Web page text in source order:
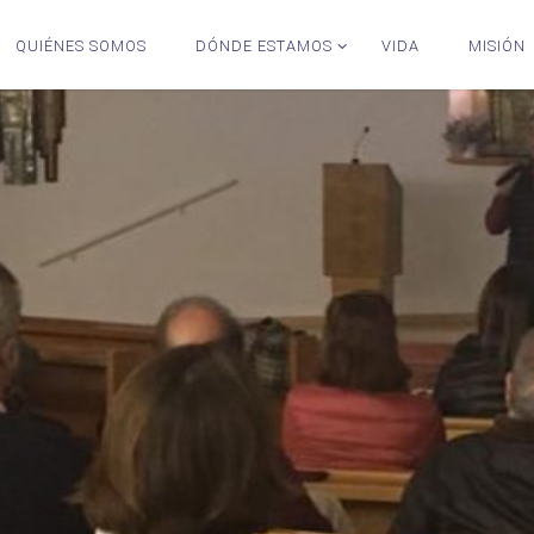
QUIÉNES SOMOS DÓNDE ESTAMOS VIDA MISIÓN